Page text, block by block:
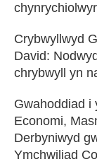
Crybwyllwyd
David:
chrybwyll yn
Gwahoddiad i
Economi,
Derbyniwyd
Ymchwiliad